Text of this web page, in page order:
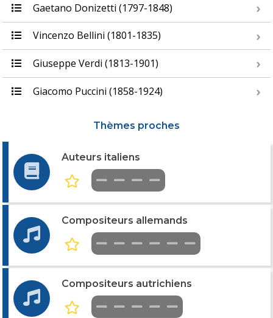
Gaetano Donizetti (1797-1848)
Vincenzo Bellini (1801-1835)
Giuseppe Verdi (1813-1901)
Giacomo Puccini (1858-1924)
Thèmes proches
Auteurs italiens
Compositeurs allemands
Compositeurs autrichiens